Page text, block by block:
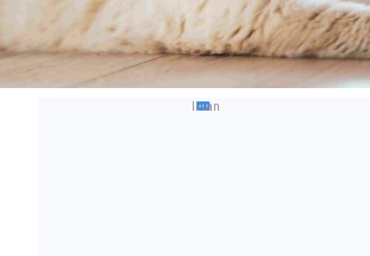
Iklan